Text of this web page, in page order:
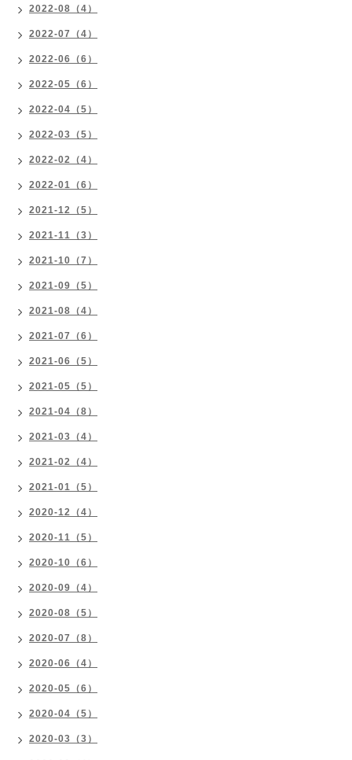
2022-08（4）
2022-07（4）
2022-06（6）
2022-05（6）
2022-04（5）
2022-03（5）
2022-02（4）
2022-01（6）
2021-12（5）
2021-11（3）
2021-10（7）
2021-09（5）
2021-08（4）
2021-07（6）
2021-06（5）
2021-05（5）
2021-04（8）
2021-03（4）
2021-02（4）
2021-01（5）
2020-12（4）
2020-11（5）
2020-10（6）
2020-09（4）
2020-08（5）
2020-07（8）
2020-06（4）
2020-05（6）
2020-04（5）
2020-03（3）